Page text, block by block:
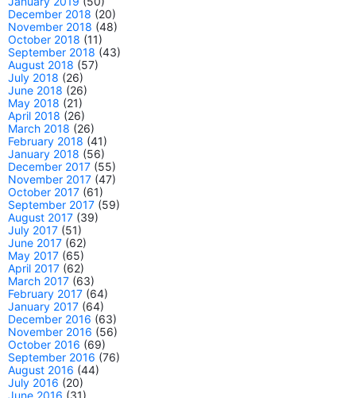
December 2018 (20)
November 2018 (48)
October 2018 (11)
September 2018 (43)
August 2018 (57)
July 2018 (26)
June 2018 (26)
May 2018 (21)
April 2018 (26)
March 2018 (26)
February 2018 (41)
January 2018 (56)
December 2017 (55)
November 2017 (47)
October 2017 (61)
September 2017 (59)
August 2017 (39)
July 2017 (51)
June 2017 (62)
May 2017 (65)
April 2017 (62)
March 2017 (63)
February 2017 (64)
January 2017 (64)
December 2016 (63)
November 2016 (56)
October 2016 (69)
September 2016 (76)
August 2016 (44)
July 2016 (20)